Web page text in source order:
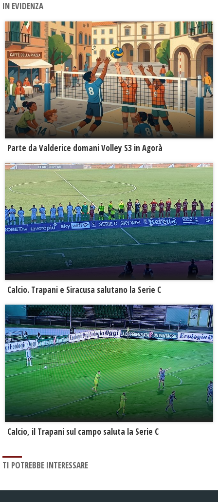
IN EVIDENZA
Parte da Valderice domani Volley S3 in Agorà
Calcio. Trapani e Siracusa salutano la Serie C
Calcio, il Trapani sul campo saluta la Serie C
TI POTREBBE INTERESSARE